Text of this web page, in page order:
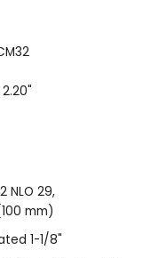
NLO 29,
mm)
1-1/8"